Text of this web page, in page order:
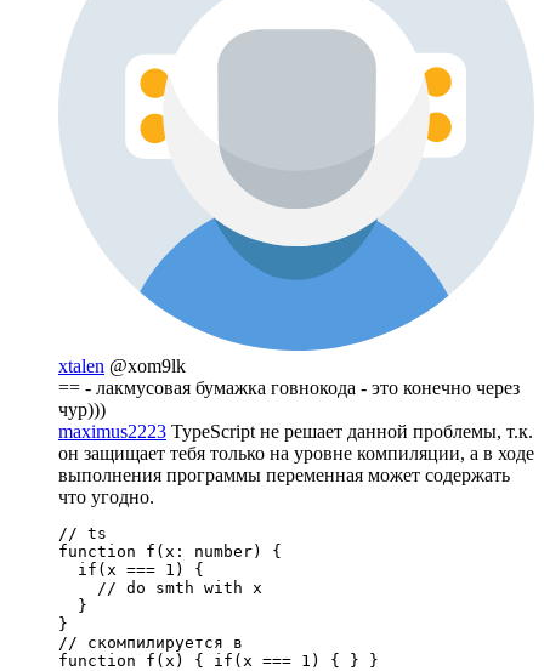
xtalen @xom9lk
== - лакмусовая бумажка говнокода - это конечно через
чур)))
maximus2223 TypeScript не решает данной проблемы, т.к.
он защищает тебя только на уровне компиляции, а в ходе
выполнения программы переменная может содержать
что угодно.
// ts
function f(x: number) {
  if(x === 1) {
    // do smth with x
  }
}
// скомпилируется в
function f(x) { if(x === 1) { } }